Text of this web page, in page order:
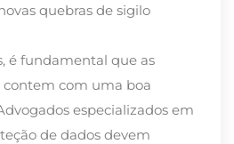
quebras de sigilo
é fundamental que as
contem com uma boa
especializados em
de dados devem